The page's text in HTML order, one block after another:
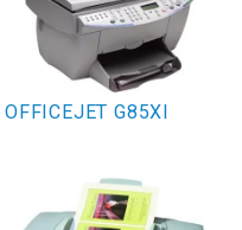
OFFICEJET G85XI